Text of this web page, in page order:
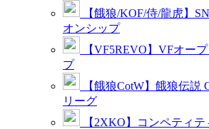
【餓狼/KOF/侍/龍虎】
オンシップ
【VF5REVO】VFオー
プ
【餓狼CotW】餓狼伝説
リーグ
【2XKO】コンペティ